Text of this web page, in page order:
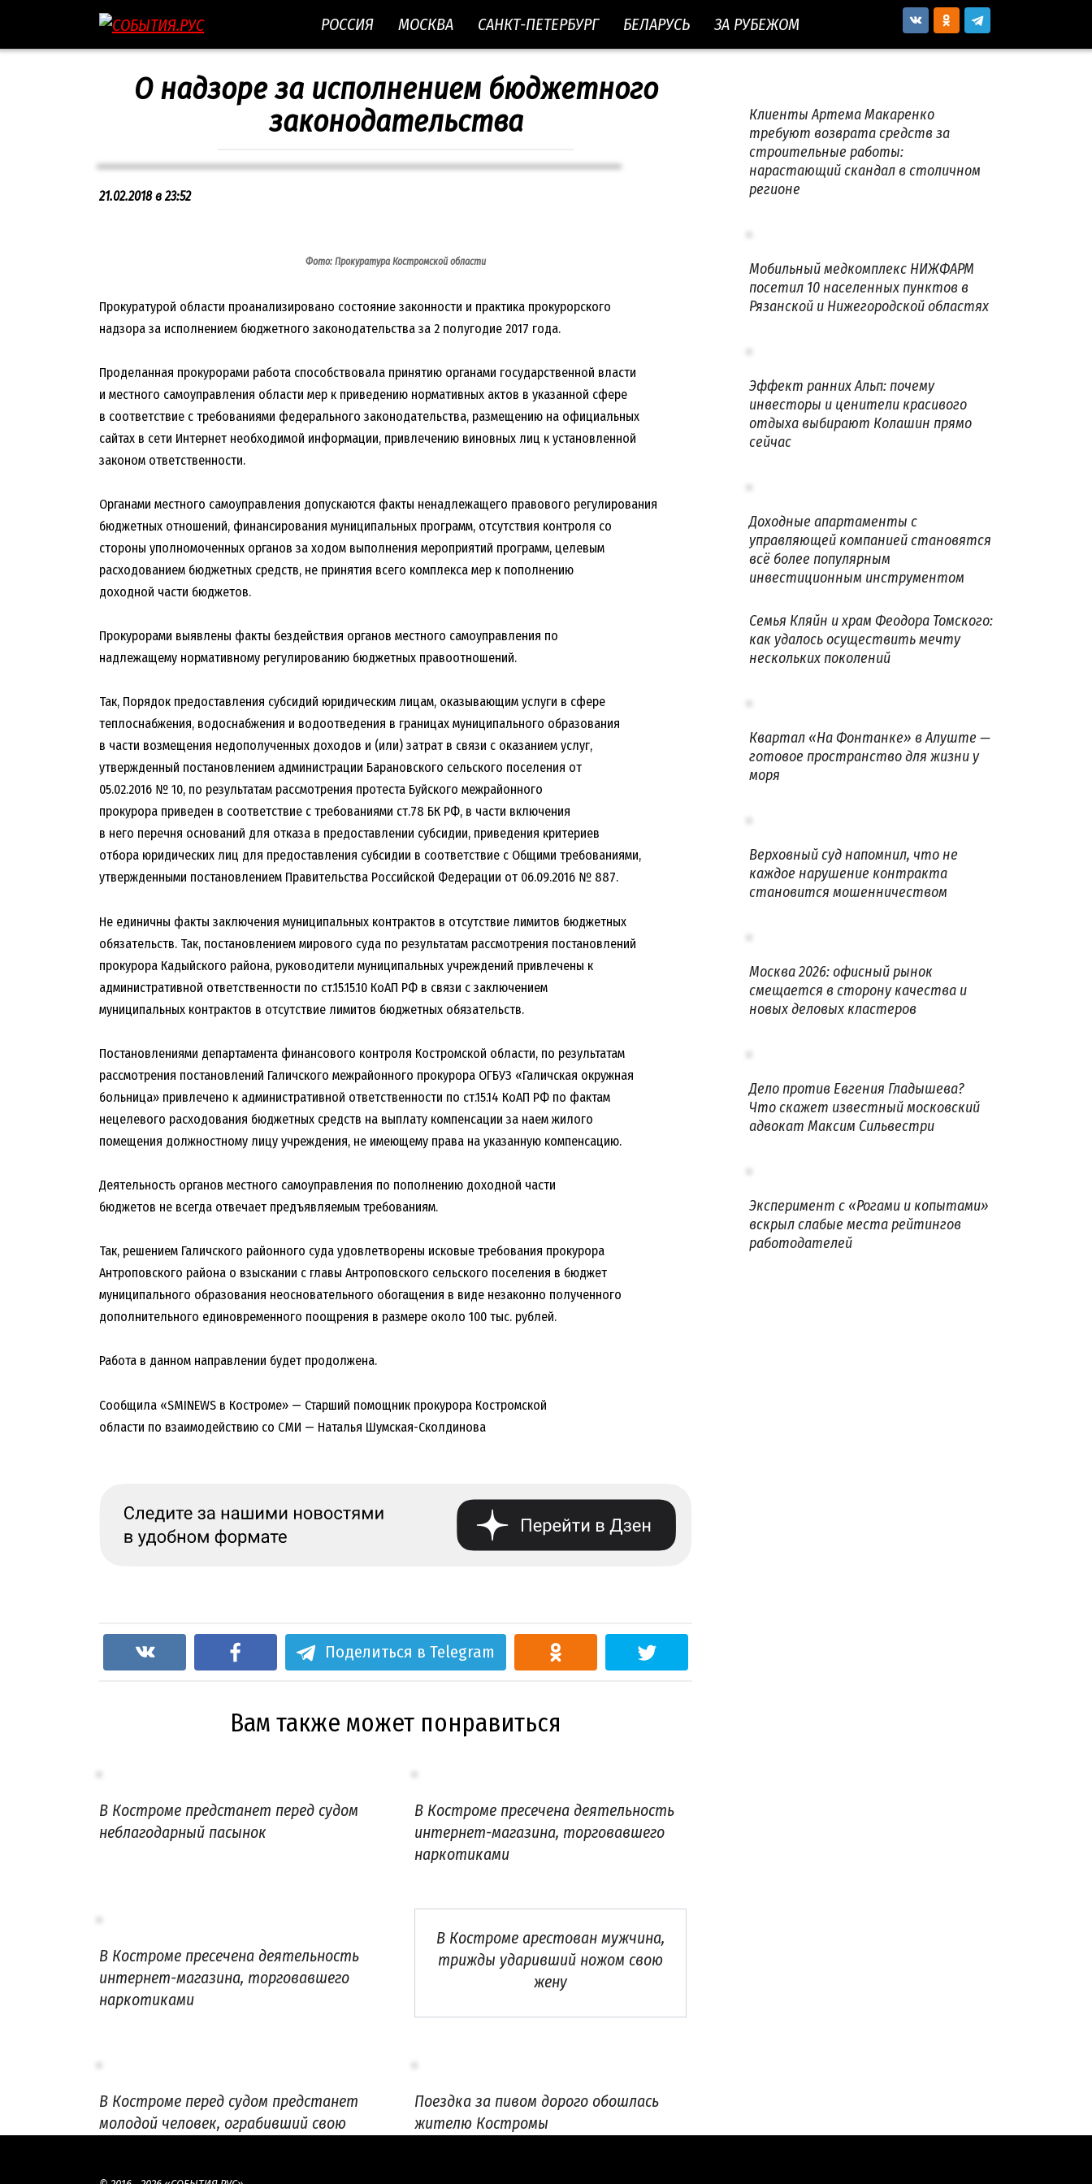
контенту
РОССИЯ МОСКВА САНКТ-ПЕТЕРБУРГ БЕЛАРУСЬ ЗА РУБЕЖОМ
О надзоре за исполнением бюджетного
законодательства
21.02.2018 в 23:52
Фото: Прокуратура Костромской области
Прокуратурой области проанализировано состояние законности и практика прокурорского
надзора за исполнением бюджетного законодательства за 2 полугодие 2017 года.
Проделанная прокурорами работа способствовала принятию органами государственной власти
и местного самоуправления области мер к приведению нормативных актов в указанной сфере
в соответствие с требованиями федерального законодательства, размещению на официальных
сайтах в сети Интернет необходимой информации, привлечению виновных лиц к установленной
законом ответственности.
Органами местного самоуправления допускаются факты ненадлежащего правового регулирования
бюджетных отношений, финансирования муниципальных программ, отсутствия контроля со
стороны уполномоченных органов за ходом выполнения мероприятий программ, целевым
расходованием бюджетных средств, не принятия всего комплекса мер к пополнению
доходной части бюджетов.
Прокурорами выявлены факты бездействия органов местного самоуправления по
надлежащему нормативному регулированию бюджетных правоотношений.
Так, Порядок предоставления субсидий юридическим лицам, оказывающим услуги в сфере
теплоснабжения, водоснабжения и водоотведения в границах муниципального образования
в части возмещения недополученных доходов и (или) затрат в связи с оказанием услуг,
утвержденный постановлением администрации Барановского сельского поселения от
05.02.2016 № 10, по результатам рассмотрения протеста Буйского межрайонного
прокурора приведен в соответствие с требованиями ст.78 БК РФ, в части включения
в него перечня оснований для отказа в предоставлении субсидии, приведения критериев
отбора юридических лиц для предоставления субсидии в соответствие с Общими требованиями,
утвержденными постановлением Правительства Российской Федерации от 06.09.2016 № 887.
Не единичны факты заключения муниципальных контрактов в отсутствие лимитов бюджетных
обязательств. Так, постановлением мирового суда по результатам рассмотрения постановлений
прокурора Кадыйского района, руководители муниципальных учреждений привлечены к
административной ответственности по ст.15.15.10 КоАП РФ в связи с заключением
муниципальных контрактов в отсутствие лимитов бюджетных обязательств.
Постановлениями департамента финансового контроля Костромской области, по результатам
рассмотрения постановлений Галичского межрайонного прокурора ОГБУЗ «Галичская окружная
больница» привлечено к административной ответственности по ст.15.14 КоАП РФ по фактам
нецелевого расходования бюджетных средств на выплату компенсации за наем жилого
помещения должностному лицу учреждения, не имеющему права на указанную компенсацию.
Деятельность органов местного самоуправления по пополнению доходной части
бюджетов не всегда отвечает предъявляемым требованиям.
Так, решением Галичского районного суда удовлетворены исковые требования прокурора
Антроповского района о взыскании с главы Антроповского сельского поселения в бюджет
муниципального образования неосновательного обогащения в виде незаконно полученного
дополнительного единовременного поощрения в размере около 100 тыс. рублей.
Работа в данном направлении будет продолжена.
Сообщила «SMINEWS в Костроме» — Старший помощник прокурора Костромской
области по взаимодействию со СМИ — Наталья Шумская-Сколдинова
Поделиться в Telegram
Вам также может понравиться
В Костроме предстанет перед судом
неблагодарный пасынок
В Костроме пресечена деятельность
интернет-магазина, торговавшего
наркотиками
В Костроме пресечена деятельность
интернет-магазина, торговавшего
наркотиками
В Костроме арестован мужчина,
трижды ударивший ножом свою
жену
В Костроме перед судом предстанет
молодой человек, ограбивший свою
Поездка за пивом дорого обошлась
жителю Костромы
Клиенты Артема Макаренко
требуют возврата средств за
строительные работы:
нарастающий скандал в столичном
регионе
Мобильный медкомплекс НИЖФАРМ
посетил 10 населенных пунктов в
Рязанской и Нижегородской областях
Эффект ранних Альп: почему
инвесторы и ценители красивого
отдыха выбирают Колашин прямо
сейчас
Доходные апартаменты с
управляющей компанией становятся
всё более популярным
инвестиционным инструментом
Семья Кляйн и храм Феодора Томского:
как удалось осуществить мечту
нескольких поколений
Квартал «На Фонтанке» в Алуште —
готовое пространство для жизни у
моря
Верховный суд напомнил, что не
каждое нарушение контракта
становится мошенничеством
Москва 2026: офисный рынок
смещается в сторону качества и
новых деловых кластеров
Дело против Евгения Гладышева?
Что скажет известный московский
адвокат Максим Сильвестри
Эксперимент с «Рогами и копытами»
вскрыл слабые места рейтингов
работодателей